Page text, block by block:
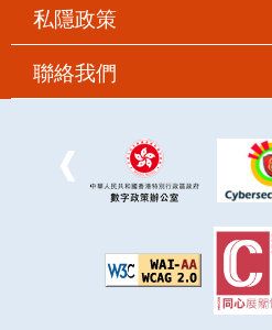
私隱政策
聯絡我們